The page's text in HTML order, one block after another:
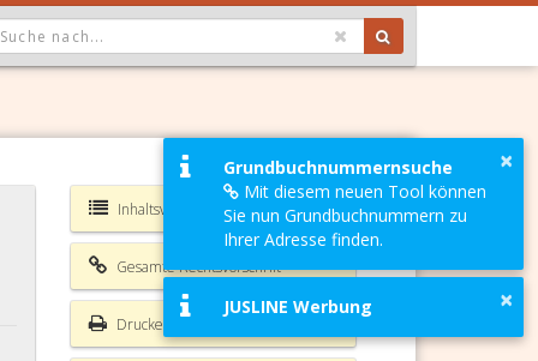
GEWÄHLTER WERT IST ALLE
Inhaltsverzeichnis PartFörG
Gesamte Rechtsvorschrift
Drucken
§ 1 PartFörG Parteienförderung auf
Bundesebene
§ 2 PartFörG
§ 3 PartFörG Begehren auf
Zuerkennung von Fördermitteln
×
Grundbuchnummernsuche
Mit diesem neuen Tool können
Sie nun Grundbuchnummern zu
Ihrer Adresse finden.
×
JUSLINE Werbung